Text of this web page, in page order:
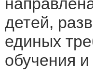
детей,
единых
обучения